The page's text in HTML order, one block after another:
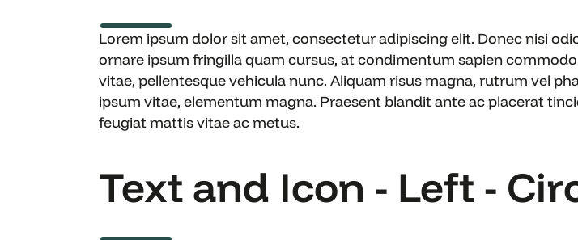
Lorem ipsum dolor sit amet, consectetur adipiscing elit. Donec nisi
ornare ipsum fringilla quam cursus, at condimentum sapien
vitae, pellentesque vehicula nunc. Aliquam risus magna, rutrum vel
ipsum vitae, elementum magna. Praesent blandit ante ac placerat
feugiat mattis vitae ac metus.
Text and Icon - Left -